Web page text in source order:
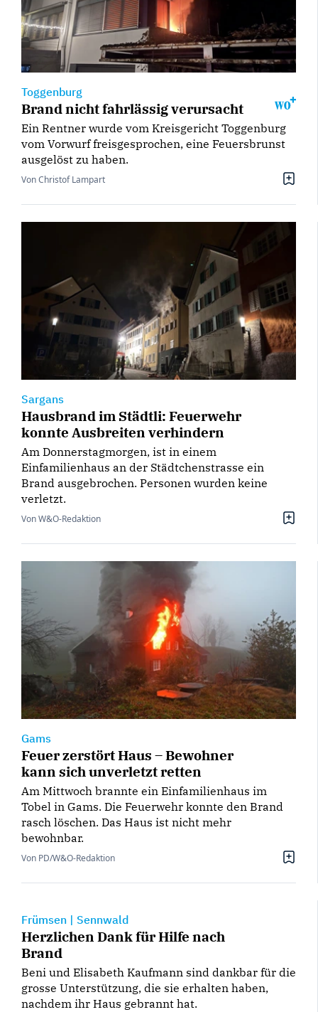
Toggenburg
Brand nicht fahrlässig verursacht
Ein Rentner wurde vom Kreisgericht Toggenburg
vom Vorwurf freisgesprochen, eine Feuersbrunst
ausgelöst zu haben.
Von Christof Lampart
Sargans
Hausbrand im Städtli: Feuerwehr
konnte Ausbreiten verhindern
Am Donnerstagmorgen, ist in einem
Einfamilienhaus an der Städtchenstrasse ein
Brand ausgebrochen. Personen wurden keine
verletzt.
Von W&O-Redaktion
Gams
Feuer zerstört Haus – Bewohner
kann sich unverletzt retten
Am Mittwoch brannte ein Einfamilienhaus im
Tobel in Gams. Die Feuerwehr konnte den Brand
rasch löschen. Das Haus ist nicht mehr
bewohnbar.
Von PD/W&O-Redaktion
Frümsen | Sennwald
Herzlichen Dank für Hilfe nach
Brand
Beni und Elisabeth Kaufmann sind dankbar für die
grosse Unterstützung, die sie erhalten haben,
nachdem ihr Haus gebrannt hat.